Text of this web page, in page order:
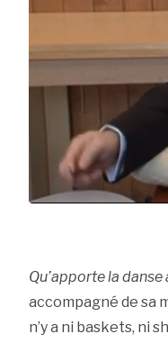
Qu’apporte la danse
accompagné de sa
n’y a ni baskets, ni